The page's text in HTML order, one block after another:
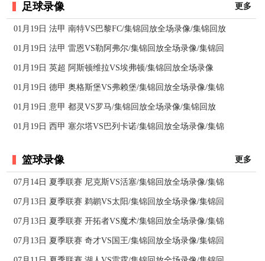
足球录像 更多
01月19日 法甲 南特VS巴黎FC/集锦回放全场录像/集锦回放
01月19日 法甲 雷恩VS勒阿弗尔/集锦回放全场录像/集锦回
01月19日 英超 阿斯顿维拉VS埃弗顿/集锦回放全场录像
01月19日 德甲 奥格斯堡VS弗赖堡/集锦回放全场录像/集锦
01月19日 意甲 都灵VS罗马/集锦回放全场录像/集锦回放
01月19日 西甲 塞尔塔VS巴列卡诺/集锦回放全场录像/集锦
篮球录像 更多
07月14日 夏季联赛 尼克斯VS活塞/集锦回放全场录像/集锦
07月13日 夏季联赛 鹈鹕VS太阳/集锦回放全场录像/集锦回
07月13日 夏季联赛 开拓者VS魔术/集锦回放全场录像/集锦
07月13日 夏季联赛 奇才VS国王/集锦回放全场录像/集锦回